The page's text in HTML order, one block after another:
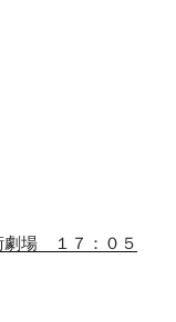
劇場 １７：０５